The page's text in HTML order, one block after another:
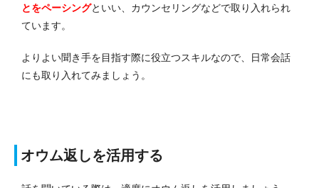
とをペーシングといい、カウンセリングなどで取り入れられ
ています。
よりよい聞き手を目指す際に役立つスキルなので、日常会話
にも取り入れてみましょう。
オウム返しを活用する